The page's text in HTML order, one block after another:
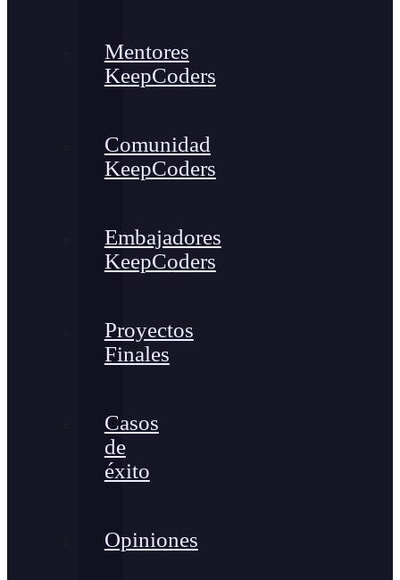
Mentores
KeepCoders
Comunidad
KeepCoders
Embajadores
KeepCoders
Proyectos
Finales
Casos
de
éxito
Opiniones